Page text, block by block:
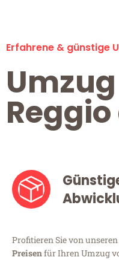
Erfahrene & günstige
Profitieren Sie von unseren
Preisenfür Ihren Umzug